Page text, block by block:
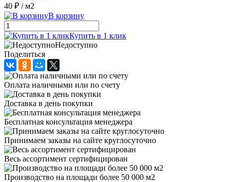
40 ₽ / м2
В корзину
Купить в 1 клик
Недоступно
Поделиться
Оплата наличными или по счету
Доставка в день покупки
Бесплатная консультация менеджера
Принимаем заказы на сайте круглосуточно
Весь ассортимент сертифицирован
Производство на площади более 50 000 м2